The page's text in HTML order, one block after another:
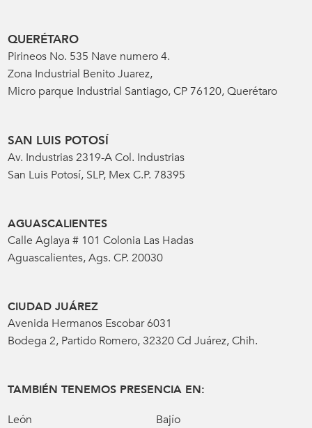
QUERÉTARO
Pirineos No. 535 Nave numero 4.
Zona Industrial Benito Juarez,
Micro parque Industrial Santiago, CP 76120, Querétaro
SAN LUIS POTOSÍ
Av. Industrias 2319-A Col. Industrias
San Luis Potosí, SLP, Mex C.P. 78395
AGUASCALIENTES
Calle Aglaya # 101 Colonia Las Hadas
Aguascalientes, Ags. CP. 20030
CIUDAD JUÁREZ
Avenida Hermanos Escobar 6031
Bodega 2, Partido Romero, 32320 Cd Juárez, Chih.
TAMBIÉN TENEMOS PRESENCIA EN:
León
Bajío